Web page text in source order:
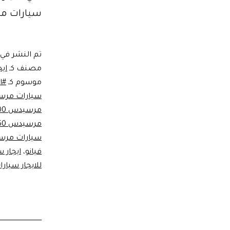
سيارات
تم النشر في
مصنف كـ
موسوم كـ
سيارات
مرسيدس e200
مرسيدس S450
سيارات
فيانو،
للايجار